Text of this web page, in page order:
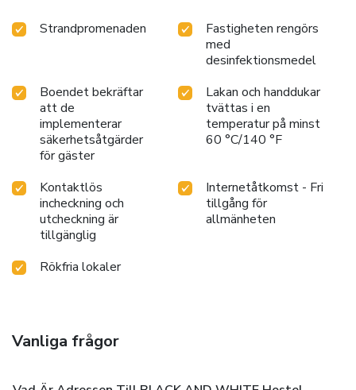
Strandpromenaden
Fastigheten rengörs
med
desinfektionsmedel
Boendet bekräftar
att de
implementerar
säkerhetsåtgärder
för gäster
Lakan och handdukar
tvättas i en
temperatur på minst
60 °C/140 °F
Kontaktlös
incheckning och
utcheckning är
tillgänglig
Internetåtkomst - Fri
tillgång för
allmänheten
Rökfria lokaler
Vanliga frågor